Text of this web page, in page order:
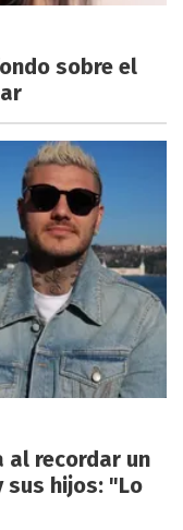
sobre el
al recordar un
sus hijos: "Lo